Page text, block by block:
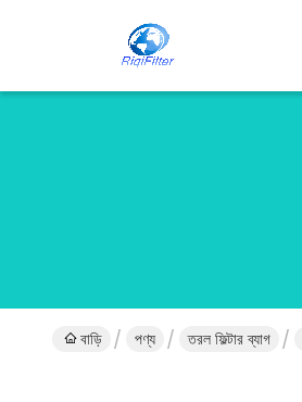
বাড়ি পণ্য তরল ফিল্টার ব্যাগ